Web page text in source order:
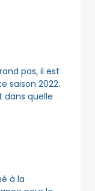
pas, il est
saison 2022.
dans quelle
à la